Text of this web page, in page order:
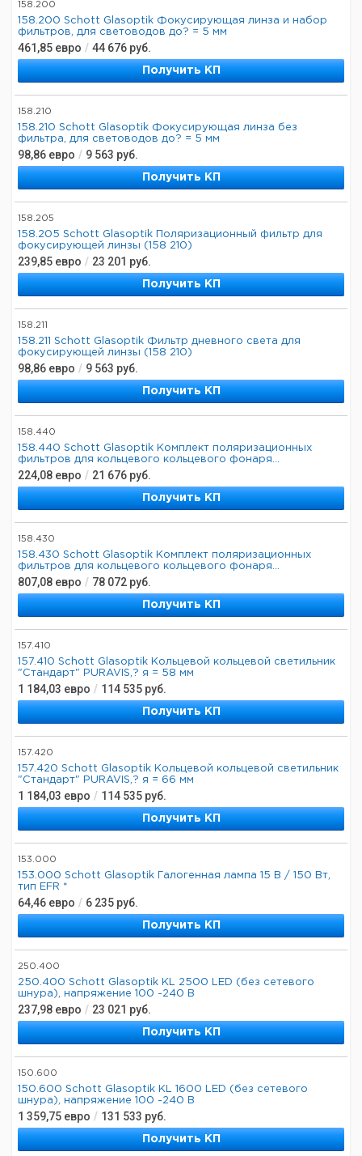
158.200
158.200 Schott Glasoptik Фокусирующая линза и набор
фильтров, для световодов до? = 5 мм
461,85 евро / 44 676 руб.
Получить КП
158.210
158.210 Schott Glasoptik Фокусирующая линза без
фильтра, для световодов до? = 5 мм
98,86 евро / 9 563 руб.
Получить КП
158.205
158.205 Schott Glasoptik Поляризационный фильтр для
фокусирующей линзы (158 210)
239,85 евро / 23 201 руб.
Получить КП
158.211
158.211 Schott Glasoptik Фильтр дневного света для
фокусирующей линзы (158 210)
98,86 евро / 9 563 руб.
Получить КП
158.440
158.440 Schott Glasoptik Комплект поляризационных
фильтров для кольцевого кольцевого фонаря...
224,08 евро / 21 676 руб.
Получить КП
158.430
158.430 Schott Glasoptik Комплект поляризационных
фильтров для кольцевого кольцевого фонаря...
807,08 евро / 78 072 руб.
Получить КП
157.410
157.410 Schott Glasoptik Кольцевой кольцевой светильник
"Стандарт" PURAVIS,? я = 58 мм
1 184,03 евро / 114 535 руб.
Получить КП
157.420
157.420 Schott Glasoptik Кольцевой кольцевой светильник
"Стандарт" PURAVIS,? я = 66 мм
1 184,03 евро / 114 535 руб.
Получить КП
153.000
153.000 Schott Glasoptik Галогенная лампа 15 В / 150 Вт,
тип EFR *
64,46 евро / 6 235 руб.
Получить КП
250.400
250.400 Schott Glasoptik KL 2500 LED (без сетевого
шнура), напряжение 100 -240 В
237,98 евро / 23 021 руб.
Получить КП
150.600
150.600 Schott Glasoptik KL 1600 LED (без сетевого
шнура), напряжение 100 -240 В
1 359,75 евро / 131 533 руб.
Получить КП